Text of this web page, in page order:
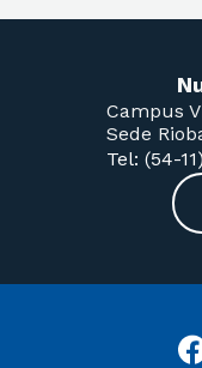
Campus
Sede
Tel: (54-